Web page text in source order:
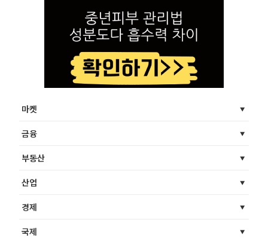
마켓
금융
부동산
산업
경제
국제